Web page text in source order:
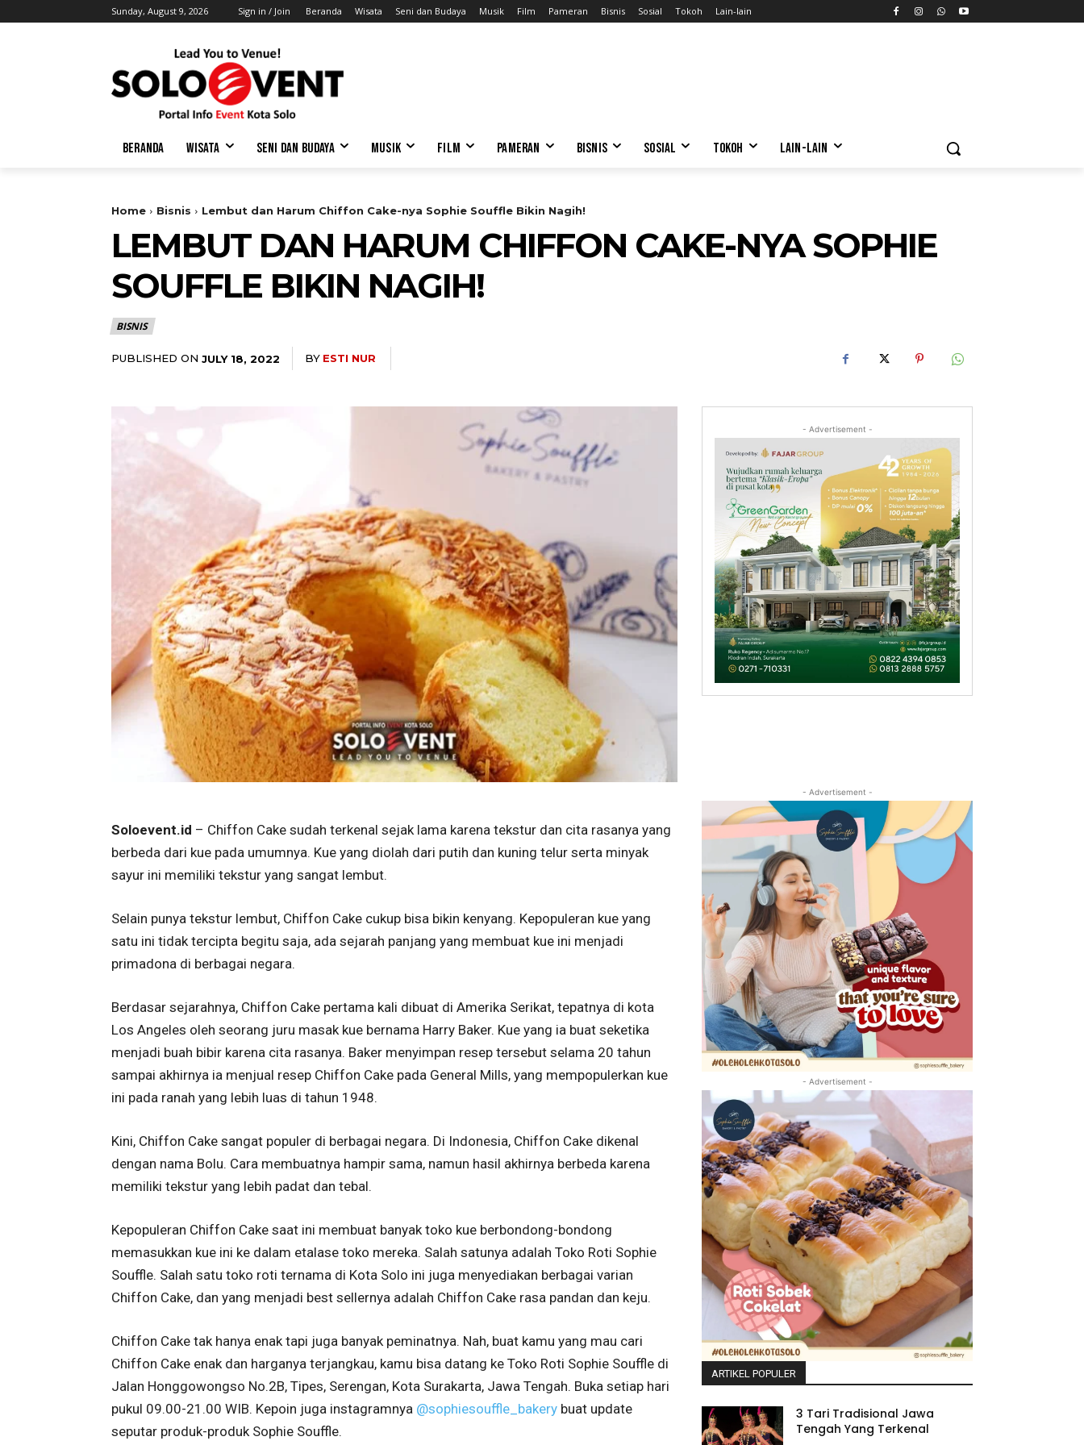
Sunday, August 9, 2026 Sign in / Join Beranda Wisata Seni dan Budaya Musik Film Pameran Bisnis Sosial Tokoh Lain-lain
BERANDA WISATA SENI DAN BUDAYA MUSIK FILM PAMERAN BISNIS SOSIAL TOKOH LAIN-LAIN
Home Bisnis Lembut dan Harum Chiffon Cake-nya Sophie Souffle Bikin Nagih!
LEMBUT DAN HARUM CHIFFON CAKE-NYA SOPHIE
SOUFFLE BIKIN NAGIH!
BISNIS
PUBLISHED ON JULY 18, 2022 BY ESTI NUR
- Advertisement -
Soloevent.id – Chiffon Cake sudah terkenal sejak lama karena tekstur dan cita rasanya yang
berbeda dari kue pada umumnya. Kue yang diolah dari putih dan kuning telur serta minyak
sayur ini memiliki tekstur yang sangat lembut.
Selain punya tekstur lembut, Chiffon Cake cukup bisa bikin kenyang. Kepopuleran kue yang
satu ini tidak tercipta begitu saja, ada sejarah panjang yang membuat kue ini menjadi
primadona di berbagai negara.
Berdasar sejarahnya, Chiffon Cake pertama kali dibuat di Amerika Serikat, tepatnya di kota
Los Angeles oleh seorang juru masak kue bernama Harry Baker. Kue yang ia buat seketika
menjadi buah bibir karena cita rasanya. Baker menyimpan resep tersebut selama 20 tahun
sampai akhirnya ia menjual resep Chiffon Cake pada General Mills, yang mempopulerkan kue
ini pada ranah yang lebih luas di tahun 1948.
Kini, Chiffon Cake sangat populer di berbagai negara. Di Indonesia, Chiffon Cake dikenal
dengan nama Bolu. Cara membuatnya hampir sama, namun hasil akhirnya berbeda karena
memiliki tekstur yang lebih padat dan tebal.
Kepopuleran Chiffon Cake saat ini membuat banyak toko kue berbondong-bondong
memasukkan kue ini ke dalam etalase toko mereka. Salah satunya adalah Toko Roti Sophie
Souffle. Salah satu toko roti ternama di Kota Solo ini juga menyediakan berbagai varian
Chiffon Cake, dan yang menjadi best sellernya adalah Chiffon Cake rasa pandan dan keju.
Chiffon Cake tak hanya enak tapi juga banyak peminatnya. Nah, buat kamu yang mau cari
Chiffon Cake enak dan harganya terjangkau, kamu bisa datang ke Toko Roti Sophie Souffle di
Jalan Honggowongso No.2B, Tipes, Serengan, Kota Surakarta, Jawa Tengah. Buka setiap hari
pukul 09.00-21.00 WIB. Kepoin juga instagramnya @sophiesouffle_bakery buat update
seputar produk-produk Sophie Souffle.
- Advertisement -
- Advertisement -
ARTIKEL POPULER
3 Tari Tradisional Jawa
Tengah Yang Terkenal